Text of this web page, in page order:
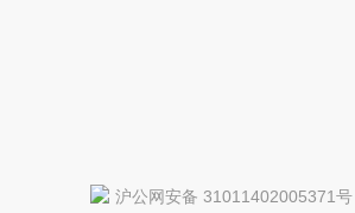
沪公网安备 31011402005371号